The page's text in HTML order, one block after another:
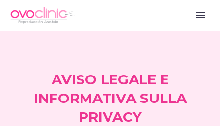
AVISO LEGALE E
INFORMATIVA SULLA
PRIVACY